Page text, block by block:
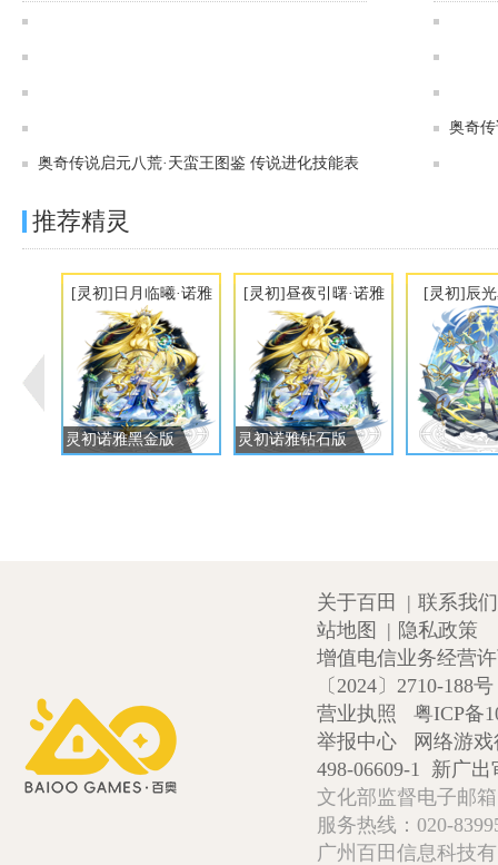
奥奇传说启元八荒·天蛮王图鉴 传说进化技能表
奥奇
推荐精灵
[灵初]日月临曦·诺雅
灵初诺雅黑金版
[灵初]昼夜引曙·诺雅
灵初诺雅钻石版
[灵初]辰
关于百田 | 联系我们
站地图
| 隐私政策
增值电信业务经营
〔2024〕2710-188号
营业执照
粤ICP备
举报中心
网络游
498-06609-1 新广出
文化部监督电子邮
服务热线：020-
广州百田信息科技